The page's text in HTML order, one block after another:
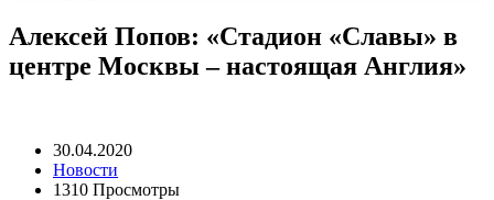
Алексей Попов: «Стадион «Славы» в
центре Москвы – настоящая Англия»
30.04.2020
Новости
1310 Просмотры